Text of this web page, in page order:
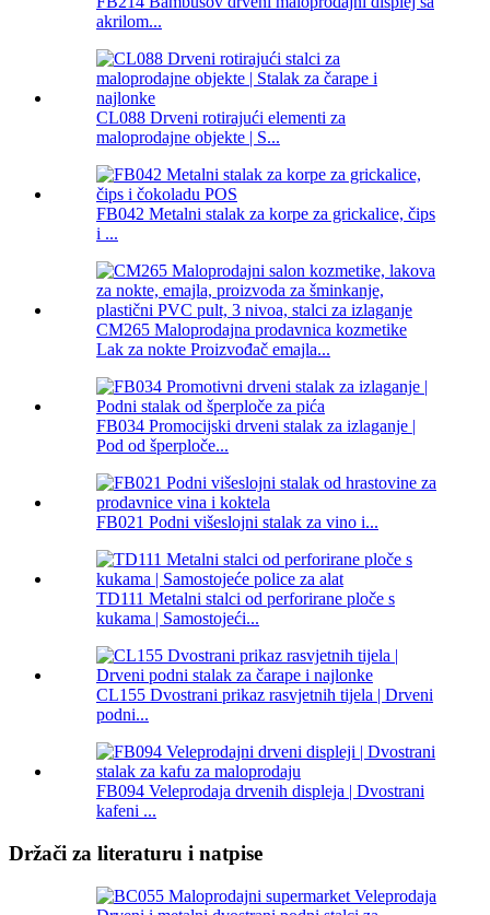
akrilom...
CL088 Drveni rotirajući elementi za
maloprodajne objekte | S...
FB042 Metalni stalak za korpe za grickalice, čips
i ...
CM265 Maloprodajna prodavnica kozmetike
Lak za nokte Proizvođač emajla...
FB034 Promocijski drveni stalak za izlaganje |
Pod od šperploče...
FB021 Podni višeslojni stalak za vino i...
TD111 Metalni stalci od perforirane ploče s
kukama | Samostojeći...
CL155 Dvostrani prikaz rasvjetnih tijela | Drveni
podni...
FB094 Veleprodaja drvenih displeja | Dvostrani
kafeni ...
Držači za literaturu i natpise